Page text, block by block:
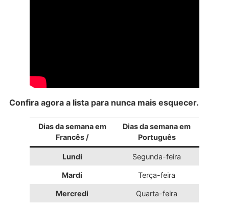
Confira agora a lista para nunca mais esquecer.
Dias da semana em
Francês /
Dias da semana em
Português
Lundi Segunda-feira
Mardi Terça-feira
Mercredi Quarta-feira